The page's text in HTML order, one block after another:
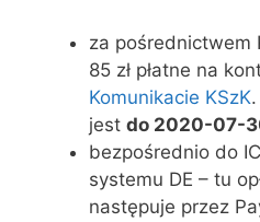
za pośrednictwem
85 zł płatne na
Komunikacie KSzK
jest do 2020-07-
bezpośrednio do
systemu DE – tu
następuje przez